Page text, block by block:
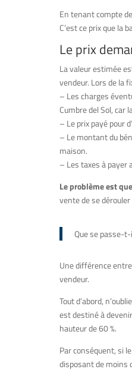
En tenant compte
C’est ce prix que la
Le prix
La valeur estimée
vendeur. Lors de la
– Les charges
Cumbre del Sol, car
– Le prix payé pour
– Le montant du
maison.
– Les taxes à payer
Le problème est
vente de se
Que se passe-
Une différence
vendeur.
Tout d’abord,
est destiné à devenir
hauteur de 60 %.
Par conséquent, si
disposant de moins